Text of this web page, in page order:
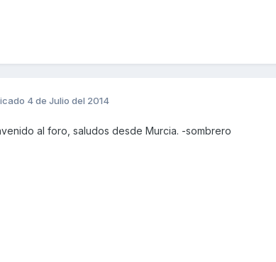
4 de Julio del 2014
al foro, saludos desde Murcia. -sombrero